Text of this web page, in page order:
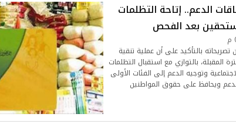
الدعم.. إتاحة التظلمات
بعد الفحص
بالتأكيد على أن عملية تنقية
المقبلة، بالتوازي مع استقبال التظلمات
وتوجيه الدعم إلى الفئات الأولى
ويحافظ على حقوق المواطنين